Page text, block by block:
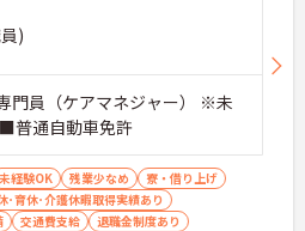
)
門員（ケアマネジャー） ※未
普通自動車免許
未経験OK 残業少なめ
寮・借り上げ
･育休･介護休暇取得実績あり
交通費支給 退職金制度あり